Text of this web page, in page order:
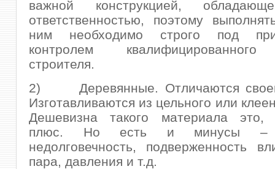
важной конструкцией,
ответственностью, поэтому
ним необходимо строго под
контролем
строителя.
2) Деревянные. Отличаются своей
Изготавливаются из цельного или
Дешевизна такого материала это,
плюс. Но есть и минусы –
недолговечность, подверженность
пара, давления и т.д.